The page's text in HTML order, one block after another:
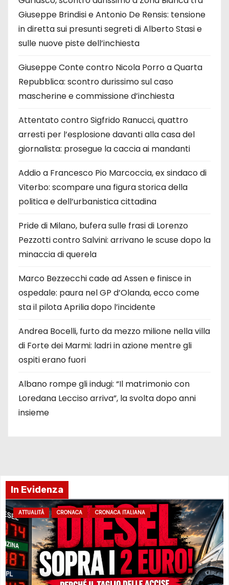
Giuseppe Brindisi e Antonio De Rensis: tensione
in diretta sui presunti segreti di Alberto Stasi e
sulle nuove piste dell’inchiesta
Giuseppe Conte contro Nicola Porro a Quarta
Repubblica: scontro durissimo sul caso
mascherine e commissione d’inchiesta
Attentato contro Sigfrido Ranucci, quattro
arresti per l’esplosione davanti alla casa del
giornalista: prosegue la caccia ai mandanti
Addio a Francesco Pio Marcoccia, ex sindaco di
Viterbo: scompare una figura storica della
politica e dell’urbanistica cittadina
Pride di Milano, bufera sulle frasi di Lorenzo
Pezzotti contro Salvini: arrivano le scuse dopo la
minaccia di querela
Marco Bezzecchi cade ad Assen e finisce in
ospedale: paura nel GP d’Olanda, ecco come
sta il pilota Aprilia dopo l’incidente
Andrea Bocelli, furto da mezzo milione nella villa
di Forte dei Marmi: ladri in azione mentre gli
ospiti erano fuori
Albano rompe gli indugi: “Il matrimonio con
Loredana Lecciso arriva”, la svolta dopo anni
insieme
In Evidenza
ATTUALITÀ CRONACA CRONACA ITALIANA